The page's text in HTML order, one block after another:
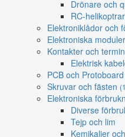
Drönare och
RC-
Elektroniklådor och
Elektroniska
Kontakter och
Elektrisk
PCB och Protoboard
Skruvar och fästen
Elektroniska
Diverse
Tejp och lim
Kemikalier